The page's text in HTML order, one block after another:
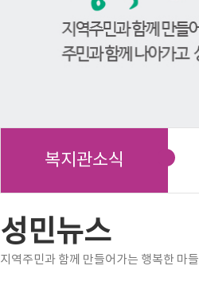
복지관소식
성민뉴스
지역주민과 함께 만들어가는 행복한 마들